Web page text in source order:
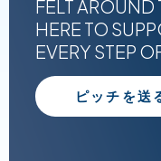
FELT AROUND
HERE TO
EVERY STEP
ピッチを送